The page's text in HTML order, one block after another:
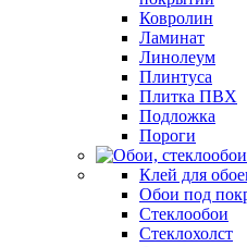
Ковролин
Ламинат
Линолеум
Плинтуса
Плитка ПВХ
Подложка
Пороги
Клей для
Обои под
Стеклообои
Стеклохолст